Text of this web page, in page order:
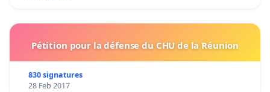
Pétition pour la défense du CHU de la Réunion
830 signatures
28 Feb 2017